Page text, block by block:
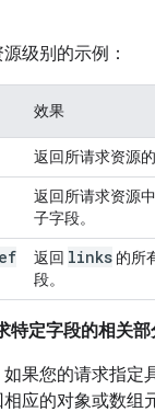
级别的示例：
效果
返回所请求资源的
返回所请求资源中
子字段。
返回 links 的所
段。
特定字段的相关部
果您的请求指定
应的对象或数组